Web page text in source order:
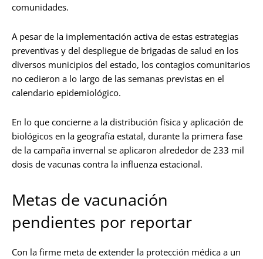
comunidades.
A pesar de la implementación activa de estas estrategias
preventivas y del despliegue de brigadas de salud en los
diversos municipios del estado, los contagios comunitarios
no cedieron a lo largo de las semanas previstas en el
calendario epidemiológico.
En lo que concierne a la distribución física y aplicación de
biológicos en la geografía estatal, durante la primera fase
de la campaña invernal se aplicaron alrededor de 233 mil
dosis de vacunas contra la influenza estacional.
Metas de vacunación
pendientes por reportar
Con la firme meta de extender la protección médica a un